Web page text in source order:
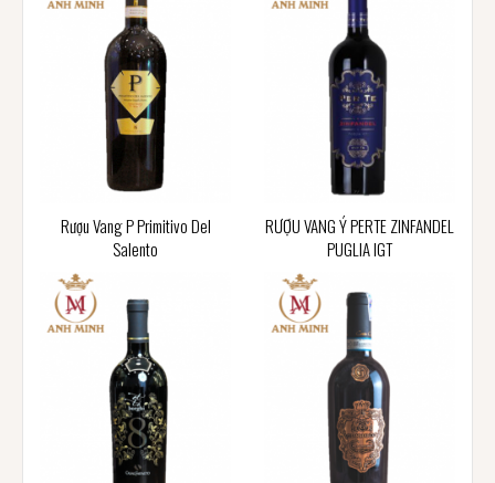
Rượu Vang P Primitivo Del
Salento
RƯỢU VANG Ý PERTE ZINFANDEL
PUGLIA IGT